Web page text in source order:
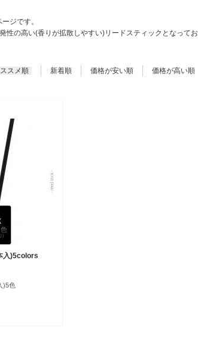
ジです。
性の高い(香りが拡散しやすい)リードスティックとなってお
スメ順 新着順 価格が安い順 価格が高い順
入)5colors
)5色